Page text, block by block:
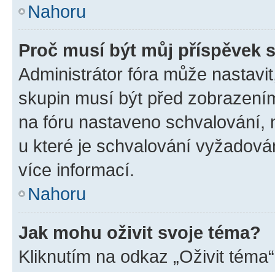
Nahoru
Proč musí být můj příspěvek
Administrátor fóra může
skupin musí být před
na fóru nastaveno schvalování,
u které je schvalování
více informací.
Nahoru
Jak mohu oživit svoje téma?
Kliknutím na odkaz „Oživit